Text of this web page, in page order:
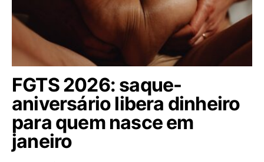
FGTS 2026: saque-
aniversário libera dinheiro
para quem nasce em
janeiro